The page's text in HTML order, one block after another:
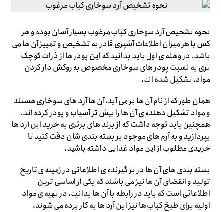
نحوه تشخیص آرد سوخاری کباب مرغوب بسیار آسان بوده و هر
کس با هر میزان اطلاعات آشپزی قادر به تشخیص و تمییز آن ها می
باشد. در وهله ی اول باید بدانید که این پودر ها از ذرات کوچک
تری به نسبت پودر های سوخاری مخصوص به روکش دار کردن
مواد، تشکیل شده اند.
همان طور که از نام آن ها بر می آید، آن ها آرد های سوخاری هستند
و مواد تشکیل دهنده ی آن ها را بیش تر آسیاب و پودر کرده اند.
همچنین باید توجه داشت که از برند های برتری به خرید این آرد ها
بپردازید و به آرم های موجود بر بسته بندی شان دقت کنید تا
خریدی مطلوب از این مواد غذایی داشته باشید.
بسته بندی های آن ها در بر گیرنده ی اطلاعاتی در زمینه ی تاریخ
تولید و انقضای آن ها نیز می باشند که یکی از اساسی ترین
اطلاعاتی است که باید در رابطه با آن ها بدانید. در تهیه ی مواد
اولیه برای طبخ کباب ها نیز این آرد ها به کار برده می شوند.